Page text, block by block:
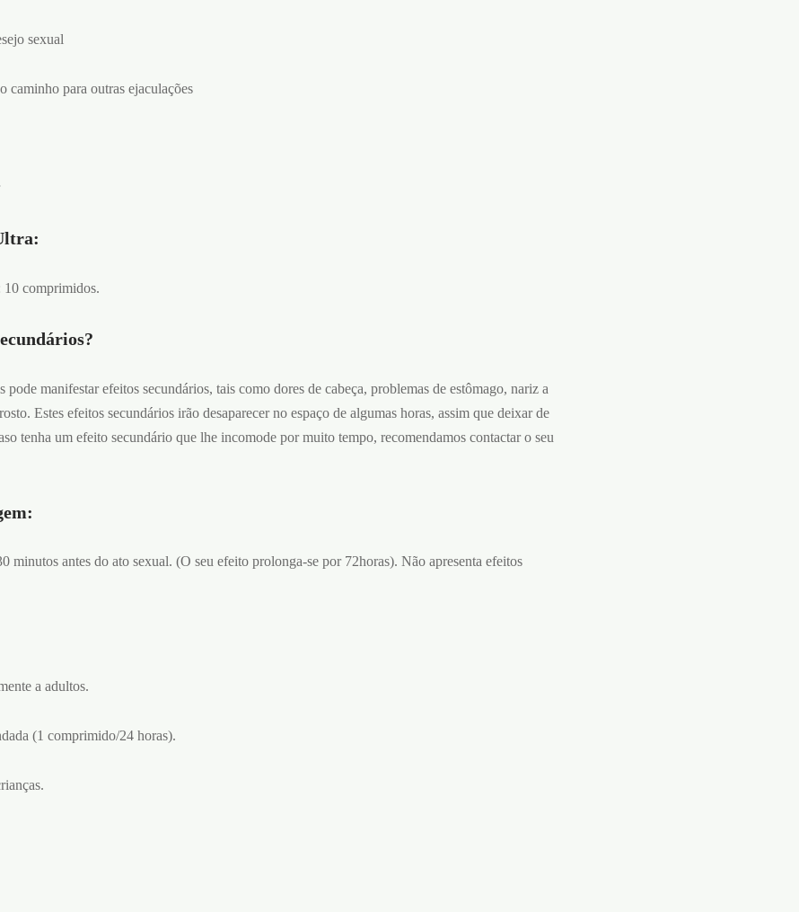
sexual
caminho para outras ejaculações
comprimidos.
manifestar efeitos secundários, tais como dores de cabeça, problemas de estômago, nariz a
Estes efeitos secundários irão desaparecer no espaço de algumas horas, assim que deixar de
tenha um efeito secundário que lhe incomode por muito tempo, recomendamos contactar o seu
minutos antes do ato sexual. (O seu efeito prolonga-se por 72horas). Não apresenta efeitos
a adultos.
(1 comprimido/24 horas).